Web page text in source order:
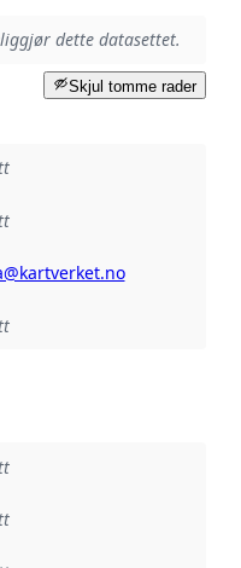
dette datasettet.
Skjul tomme rader